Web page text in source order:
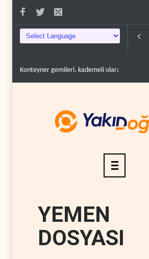
d.. İran: Mekke Anlaşması bize karşı değil..
YEMEN
DOSYASI